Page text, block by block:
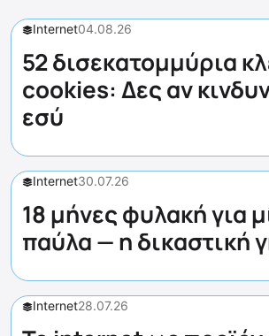
Internet04.08.26
52 δισεκατομμύρια
cookies: Δες αν
εσύ
Internet30.07.26
18 μήνες φυλακή για
παύλα — η δικαστική
Internet28.07.26